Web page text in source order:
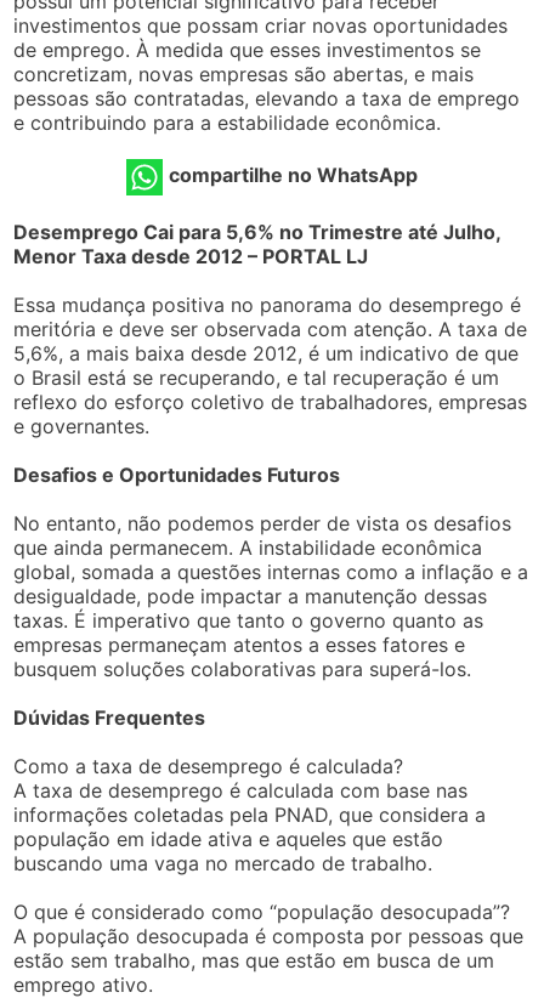
investimentos que possam criar novas oportunidades
de emprego. À medida que esses investimentos se
concretizam, novas empresas são abertas, e mais
pessoas são contratadas, elevando a taxa de emprego
e contribuindo para a estabilidade econômica.
compartilhe no WhatsApp
Desemprego Cai para 5,6% no Trimestre até Julho,
Menor Taxa desde 2012 – PORTAL LJ
Essa mudança positiva no panorama do desemprego é
meritória e deve ser observada com atenção. A taxa de
5,6%, a mais baixa desde 2012, é um indicativo de que
o Brasil está se recuperando, e tal recuperação é um
reflexo do esforço coletivo de trabalhadores, empresas
e governantes.
Desafios e Oportunidades Futuros
No entanto, não podemos perder de vista os desafios
que ainda permanecem. A instabilidade econômica
global, somada a questões internas como a inflação e a
desigualdade, pode impactar a manutenção dessas
taxas. É imperativo que tanto o governo quanto as
empresas permaneçam atentos a esses fatores e
busquem soluções colaborativas para superá-los.
Dúvidas Frequentes
Como a taxa de desemprego é calculada?
A taxa de desemprego é calculada com base nas
informações coletadas pela PNAD, que considera a
população em idade ativa e aqueles que estão
buscando uma vaga no mercado de trabalho.
O que é considerado como “população desocupada”?
A população desocupada é composta por pessoas que
estão sem trabalho, mas que estão em busca de um
emprego ativo.